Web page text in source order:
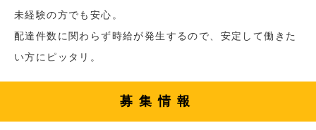
未経験の方でも安心。
配達件数に関わらず時給が発生するので、安定して働きた
い方にピッタリ。
募集情報